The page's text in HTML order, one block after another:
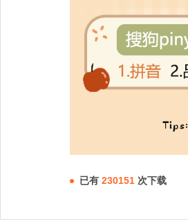
已有 230151 次下载